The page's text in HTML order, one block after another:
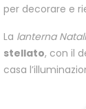
per decorare e
La lanterna
stellato, con il
casa